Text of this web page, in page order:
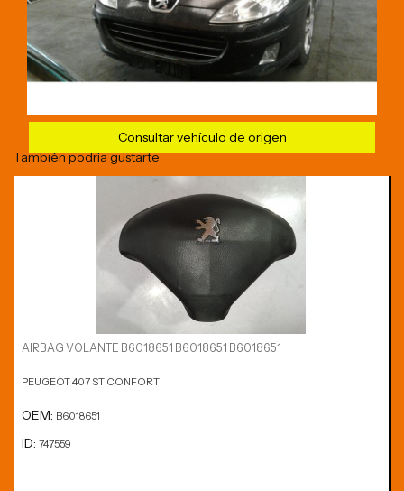
Consultar vehículo de origen
También podría gustarte
AIRBAG VOLANTE B6018651 B6018651 B6018651
PEUGEOT 407 ST CONFORT
OEM: B6018651
ID: 747559